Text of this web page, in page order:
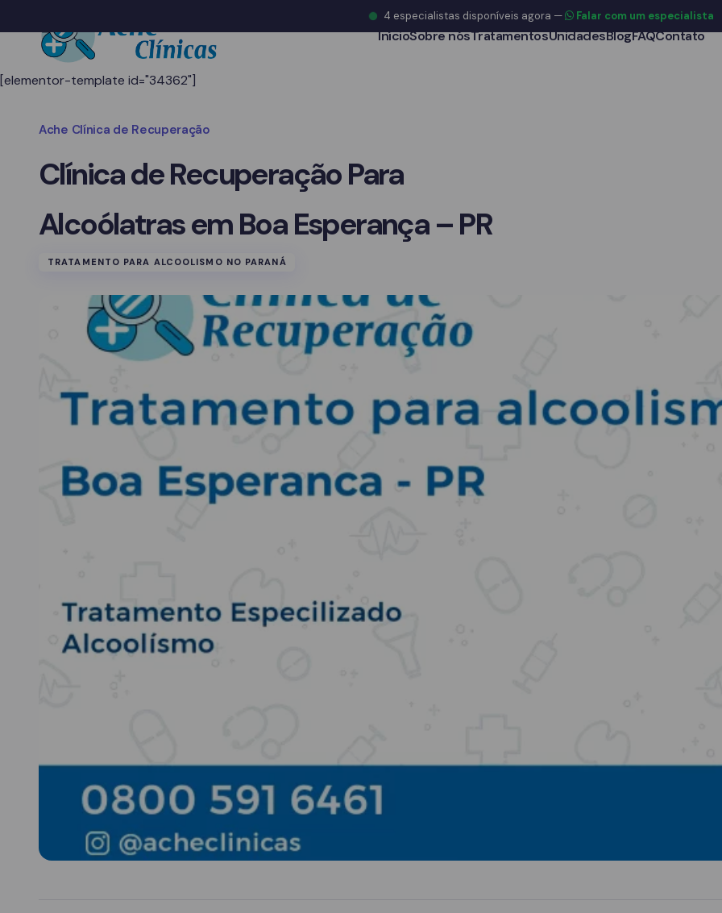
InícioSobre nósTratamentosUnidadesBlogFAQContato
[elementor-template id="34362"]
Ache Clínica de Recuperação
Clínica de Recuperação Para
Alcoólatras em Boa Esperança – PR
TRATAMENTO PARA ALCOOLISMO NO PARANÁ
4 especialistas disponíveis agora — Falar com um especialista